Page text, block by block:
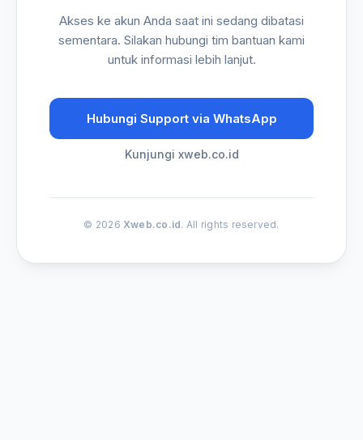
Akses ke akun Anda saat ini sedang dibatasi
sementara. Silakan hubungi tim bantuan kami
untuk informasi lebih lanjut.
Hubungi Support via WhatsApp
Kunjungi xweb.co.id
© 2026 Xweb.co.id. All rights reserved.